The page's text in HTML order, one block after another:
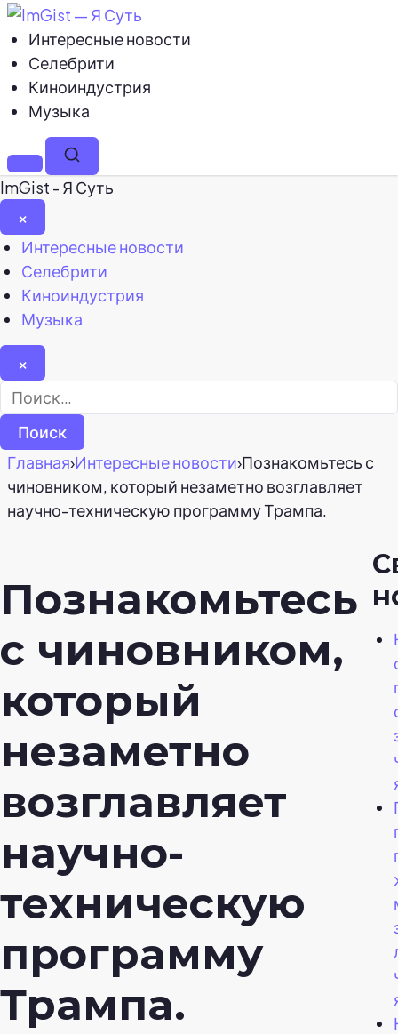
Интересные новости
Селебрити
Киноиндустрия
Музыка
МенюПоиск
ImGist - Я Суть
×
Закрыть
меню
Интересные новости
Селебрити
Киноиндустрия
Музыка
×
Найти:
Главная›Интересные новости›Познакомьтесь с
чиновником, который незаметно возглавляет
научно-техническую программу Трампа.
Познакомьтесь
с чиновником,
который
незаметно
возглавляет
научно-
техническую
программу
Трампа.